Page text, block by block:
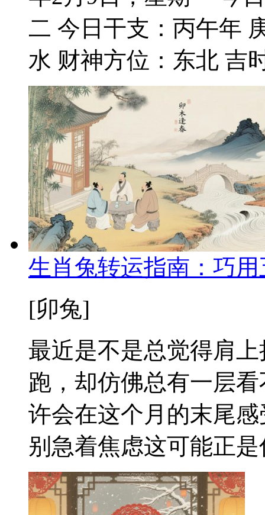
二 今日干支：丙午年
水 财神方位：东北 吉
生肖兔转运指南：巧
[卯兔]
最近是不是总觉得肩
跑，却仿佛总有一层
许会在这个月的末尾
别急着焦虑这可能正